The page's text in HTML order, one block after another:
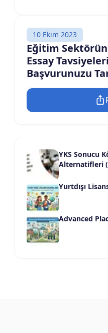
10 Ekim 2023
Eğitim
Essay
Başvurunuzu
YKS Sonucu
Alternatifleri
Yurtdışı
Advanced